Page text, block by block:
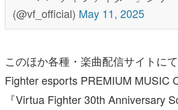
(@vf_official) May 11, 2025
このほか各種・楽曲配信サイトに
Fighter esports PREMIUM MUSIC
『Virtua Fighter 30th Anniversary